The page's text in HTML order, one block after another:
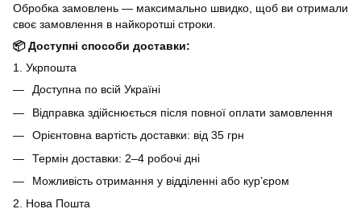
Обробка замовлень — максимально швидко, щоб ви отримали
своє замовлення в найкоротші строки.
📦 Доступні способи доставки:
1. Укрпошта
Доступна по всій Україні
Відправка здійснюється після повної оплати замовлення
Орієнтовна вартість доставки: від 35 грн
Термін доставки: 2–4 робочі дні
Можливість отримання у відділенні або кур’єром
2. Нова Пошта